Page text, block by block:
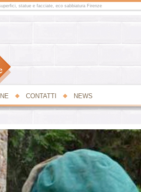
statue e facciate, eco sabbiatura Firenze
CONTATTI NEWS